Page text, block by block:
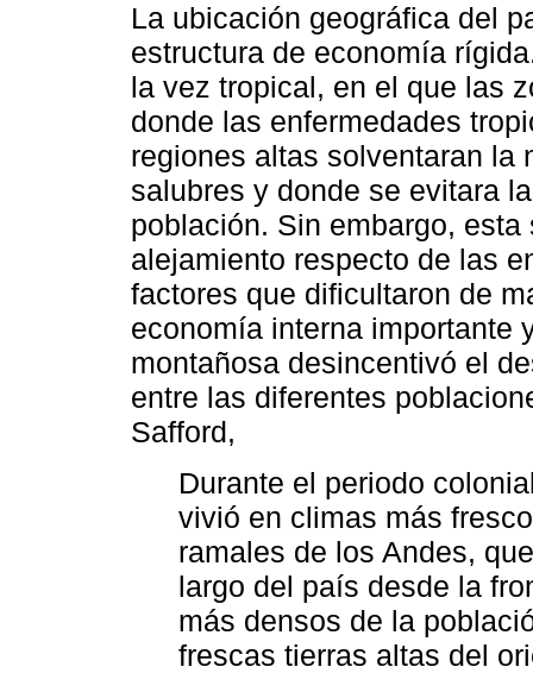
La ubicación geográfica del
estructura de economía
la vez tropical, en el que las
donde las enfermedades
regiones altas solventaran la
salubres y donde se evitara
población. Sin embargo,
alejamiento respecto de las
factores que dificultaron de
economía interna importante
montañosa desincentivó el
entre las diferentes
Safford,
Durante el periodo
vivió en climas más
ramales de los Andes,
largo del país desde la
más densos de la
frescas tierras altas del